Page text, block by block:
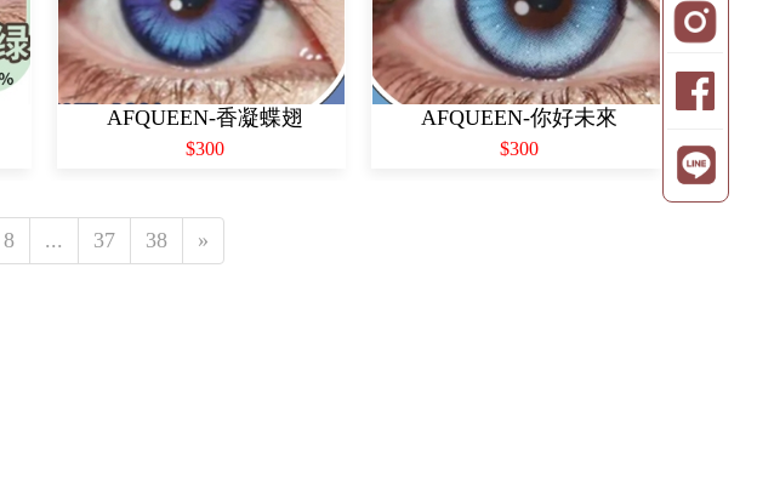
AFQUEEN-香凝蝶翅
$300
AFQUEEN-你好未來
$300
8 ... 37 38 »